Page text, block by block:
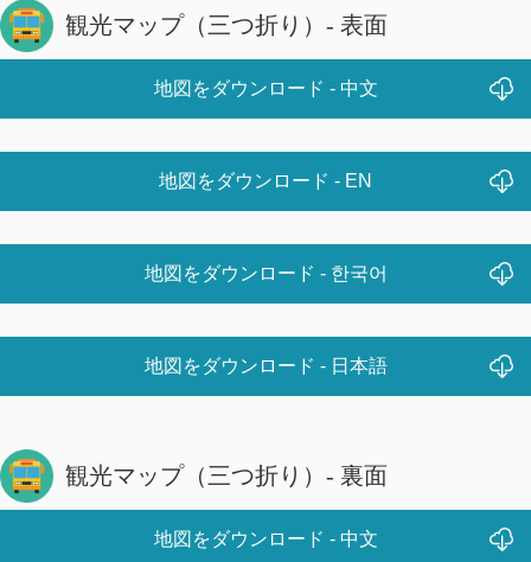
観光マップ（三つ折り）- 表面
地図をダウンロード - 中文
地図をダウンロード - EN
地図をダウンロード - 한국어
地図をダウンロード - 日本語
観光マップ（三つ折り）- 裏面
地図をダウンロード - 中文